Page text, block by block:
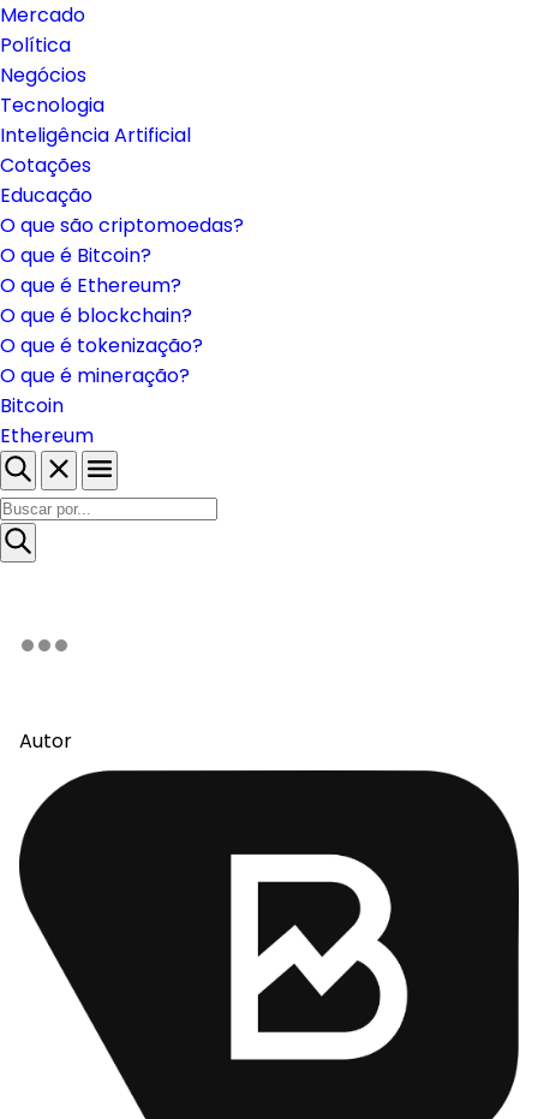
Mercado
Política
Negócios
Tecnologia
Inteligência Artificial
Cotações
Educação
O que são criptomoedas?
O que é Bitcoin?
O que é Ethereum?
O que é blockchain?
O que é tokenização?
O que é mineração?
Bitcoin
Ethereum
Autor